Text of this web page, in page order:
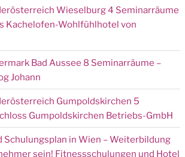
Wieselburg 4 Seminarräume
Kachelofen-Wohlfühlhotel von
Bad Aussee 8 Seminarräume –
Johann
Gumpoldskirchen 5
Gumpoldskirchen Betriebs-GmbH
Schulungsplan in Wien – Weiterbildung
sein! Fitnessschulungen und Hotel